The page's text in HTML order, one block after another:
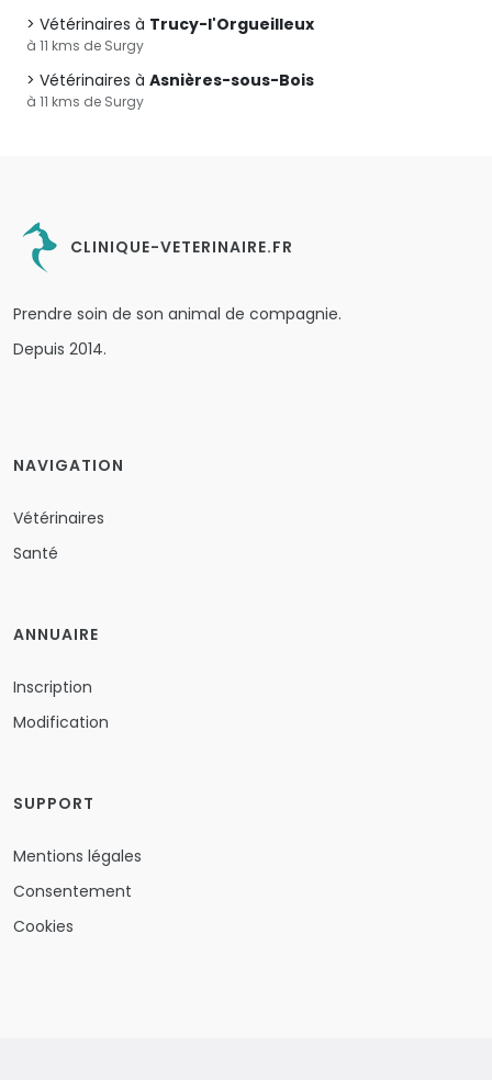
Vétérinaires à Trucy-l'Orgueilleux
à 11 kms de Surgy
Vétérinaires à Asnières-sous-Bois
à 11 kms de Surgy
CLINIQUE-VETERINAIRE.FR
Prendre soin de son animal de compagnie.
Depuis 2014.
NAVIGATION
Vétérinaires
Santé
ANNUAIRE
Inscription
Modification
SUPPORT
Mentions légales
Consentement
Cookies